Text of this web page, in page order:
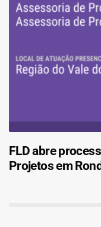
FLD abre
Projetos em